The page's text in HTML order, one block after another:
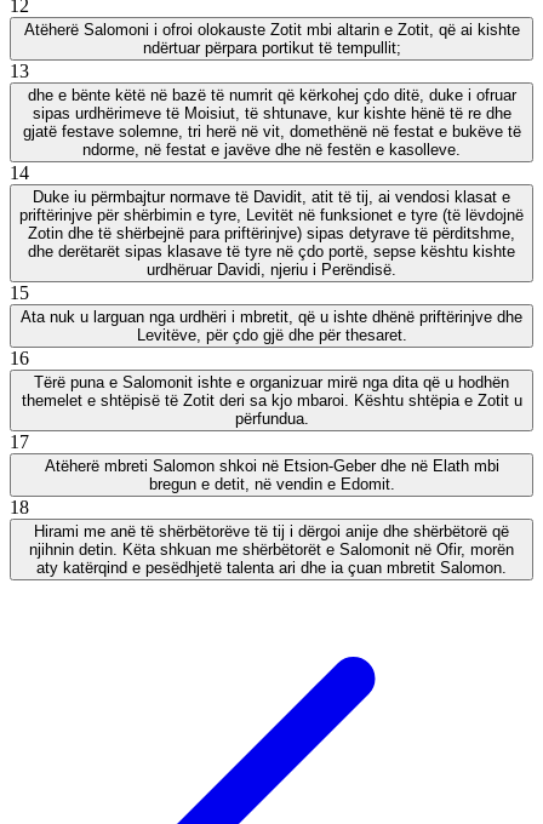
12
Atëherë Salomoni i ofroi olokauste Zotit mbi altarin e Zotit, që ai kishte
ndërtuar përpara portikut të tempullit;
13
dhe e bënte këtë në bazë të numrit që kërkohej çdo ditë, duke i ofruar
sipas urdhërimeve të Moisiut, të shtunave, kur kishte hënë të re dhe
gjatë festave solemne, tri herë në vit, domethënë në festat e bukëve të
ndorme, në festat e javëve dhe në festën e kasolleve.
14
Duke iu përmbajtur normave të Davidit, atit të tij, ai vendosi klasat e
priftërinjve për shërbimin e tyre, Levitët në funksionet e tyre (të lëvdojnë
Zotin dhe të shërbejnë para priftërinjve) sipas detyrave të përditshme,
dhe derëtarët sipas klasave të tyre në çdo portë, sepse kështu kishte
urdhëruar Davidi, njeriu i Perëndisë.
15
Ata nuk u larguan nga urdhëri i mbretit, që u ishte dhënë priftërinjve dhe
Levitëve, për çdo gjë dhe për thesaret.
16
Tërë puna e Salomonit ishte e organizuar mirë nga dita që u hodhën
themelet e shtëpisë të Zotit deri sa kjo mbaroi. Kështu shtëpia e Zotit u
përfundua.
17
Atëherë mbreti Salomon shkoi në Etsion-Geber dhe në Elath mbi
bregun e detit, në vendin e Edomit.
18
Hirami me anë të shërbëtorëve të tij i dërgoi anije dhe shërbëtorë që
njihnin detin. Këta shkuan me shërbëtorët e Salomonit në Ofir, morën
aty katërqind e pesëdhjetë talenta ari dhe ia çuan mbretit Salomon.